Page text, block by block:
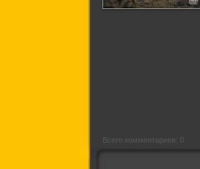
Всего комментариев: 0